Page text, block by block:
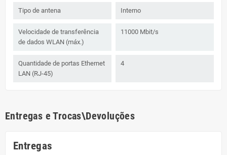
Tipo de antena Interno
Velocidade de transferência
de dados WLAN (máx.)
11000 Mbit/s
Quantidade de portas Ethernet
LAN (RJ-45)
4
Entregas e Trocas\Devoluções
Entregas